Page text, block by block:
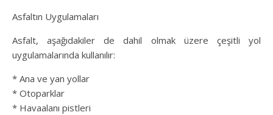
Asfaltın Uygulamaları
Asfalt, aşağıdakiler de dahil olmak üzere çeşitli yol
uygulamalarında kullanılır:
* Ana ve yan yollar
* Otoparklar
* Havaalanı pistleri